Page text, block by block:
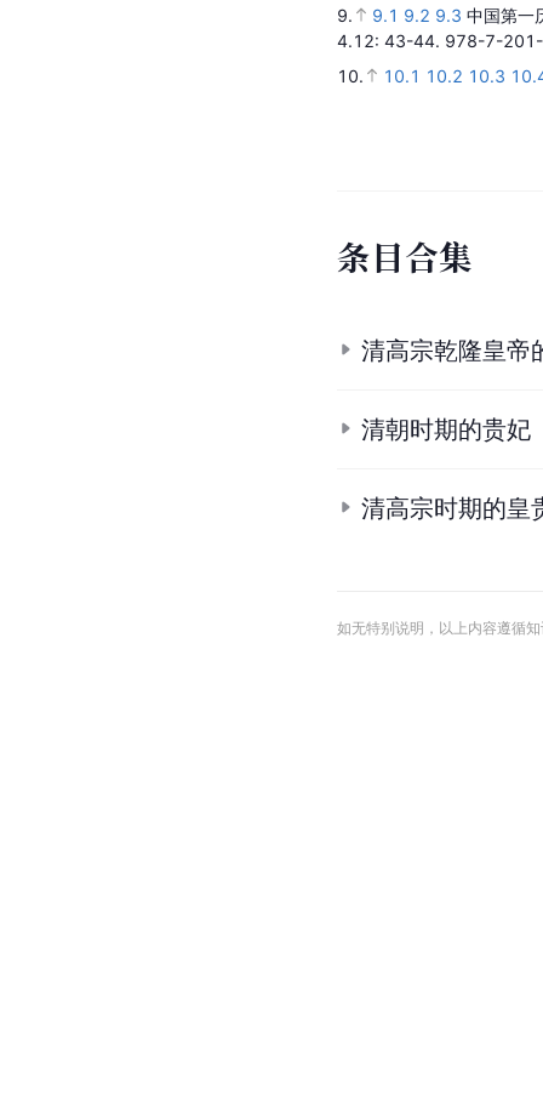
9.
9.1 9.2 9.3 中国第一
4.12: 43-44. 978-7-
10.
10.1 10.2 10.3
条目合集
清高宗乾隆皇帝
清朝时期的贵妃
清高宗时期的皇
如无特别说明，以上内容遵循